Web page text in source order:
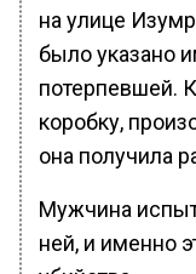
на улице
было указано
потерпевшей.
коробку,
она получила
Мужчина
ней, и именно